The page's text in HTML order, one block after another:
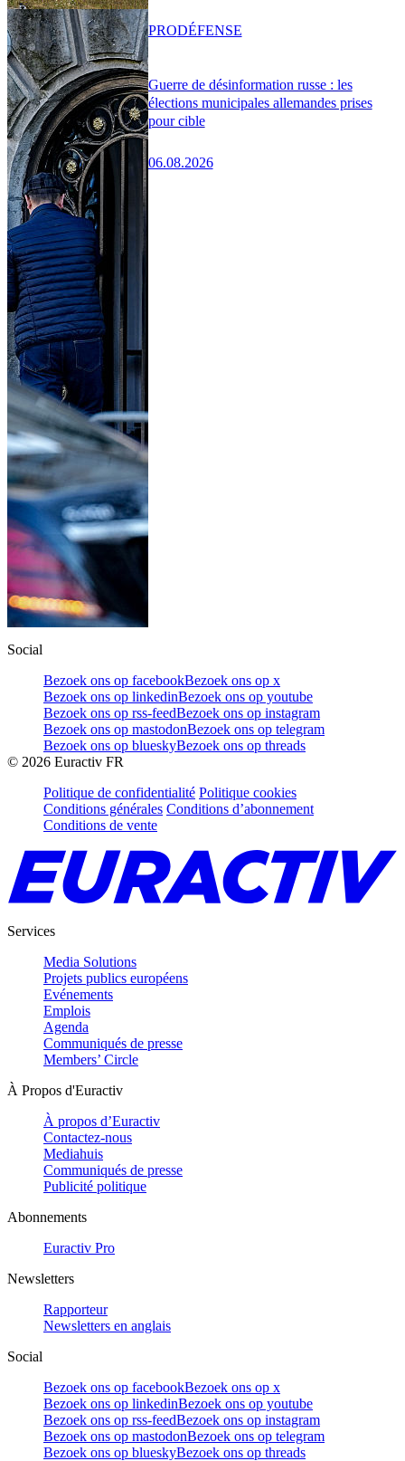
Guerre de désinformation russe : les
élections municipales allemandes prises
pour cible
06.08.2026
PRODÉFENSE
Social
Bezoek ons op facebookBezoek ons op x
Bezoek ons op linkedinBezoek ons op youtube
Bezoek ons op rss-feedBezoek ons op instagram
Bezoek ons op mastodonBezoek ons op telegram
Bezoek ons op blueskyBezoek ons op threads
© 2026 Euractiv FR
Politique de confidentialité Politique cookies
Conditions générales Conditions d’abonnement
Conditions de vente
Services
Media Solutions
Projets publics européens
Evénements
Emplois
Agenda
Communiqués de presse
Members’ Circle
À Propos d'Euractiv
À propos d’Euractiv
Contactez-nous
Mediahuis
Communiqués de presse
Publicité politique
Abonnements
Euractiv Pro
Newsletters
Rapporteur
Newsletters en anglais
Social
Bezoek ons op facebookBezoek ons op x
Bezoek ons op linkedinBezoek ons op youtube
Bezoek ons op rss-feedBezoek ons op instagram
Bezoek ons op mastodonBezoek ons op telegram
Bezoek ons op blueskyBezoek ons op threads